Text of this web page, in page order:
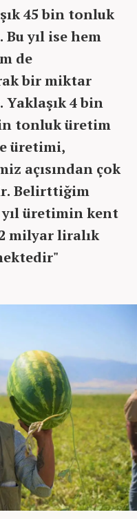
45 bin tonluk
yıl ise hem
de
bir miktar
Yaklaşık 4 bin
tonluk üretim
üretimi,
açısından çok
Belirttiğim
üretimin kent
milyar liralık